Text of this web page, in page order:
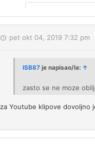
pet okt 04, 2019 7:32 pm
ISB87 je napisao/la: ↑
zasto se ne moze
za Youtube klipove dovoljno